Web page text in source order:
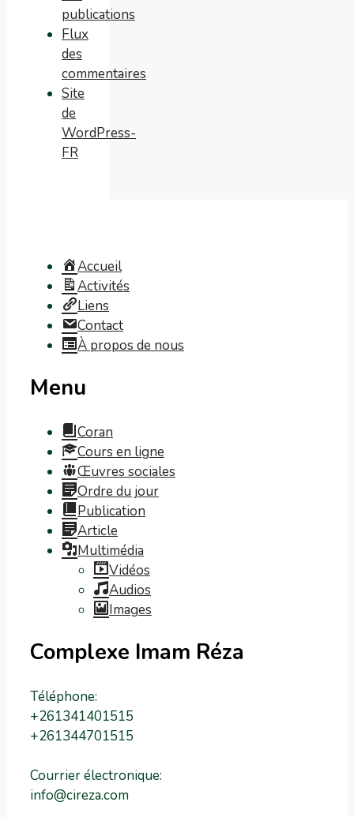
publications
Flux
des
commentaires
Site
de
WordPress-
FR
Accueil
Activités
Liens
Contact
À propos de nous
Menu
Coran
Cours en ligne
Œuvres sociales
Ordre du jour
Publication
Article
Multimédia
Vidéos
Audios
Images
Complexe Imam Réza
Téléphone:
+261341401515
+261344701515
Courrier électronique:
info@cireza.com